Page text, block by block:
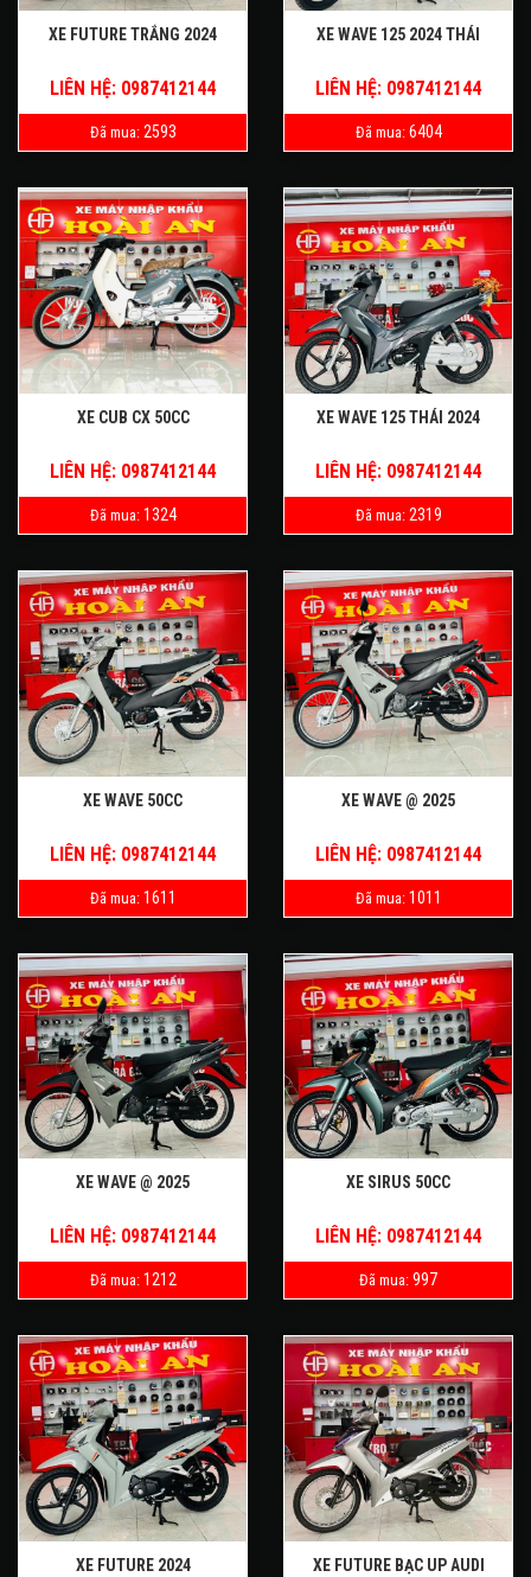
XE FUTURE TRẮNG 2024
LIÊN HỆ: 0987412144
Đã mua: 2593
XE WAVE 125 2024 THÁI
LIÊN HỆ: 0987412144
Đã mua: 6404
XE CUB CX 50CC
LIÊN HỆ: 0987412144
Đã mua: 1324
XE WAVE 125 THÁI 2024
LIÊN HỆ: 0987412144
Đã mua: 2319
XE WAVE 50CC
LIÊN HỆ: 0987412144
Đã mua: 1611
XE WAVE @ 2025
LIÊN HỆ: 0987412144
Đã mua: 1011
XE WAVE @ 2025
LIÊN HỆ: 0987412144
Đã mua: 1212
XE SIRUS 50CC
LIÊN HỆ: 0987412144
Đã mua: 997
XE FUTURE 2024 XE FUTURE BẠC UP AUDI